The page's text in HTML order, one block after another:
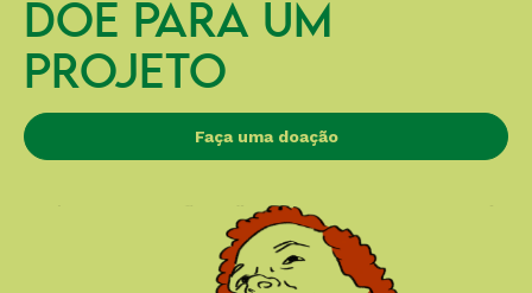
DOE PARA UM
PROJETO
Faça uma doação